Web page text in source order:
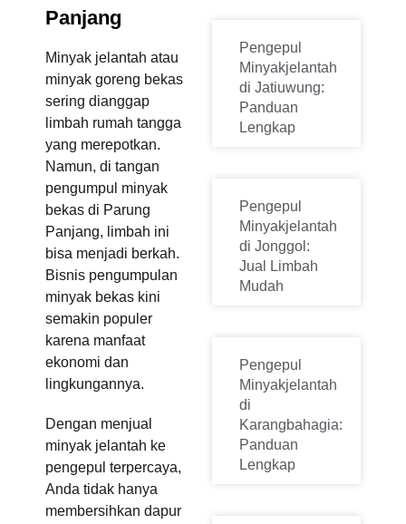
Panjang
Minyak jelantah atau
minyak goreng bekas
sering dianggap
limbah rumah tangga
yang merepotkan.
Namun, di tangan
pengumpul minyak
bekas di Parung
Panjang, limbah ini
bisa menjadi berkah.
Bisnis pengumpulan
minyak bekas kini
semakin populer
karena manfaat
ekonomi dan
lingkungannya.
Dengan menjual
minyak jelantah ke
pengepul terpercaya,
Anda tidak hanya
membersihkan dapur
Pengepul
Minyakjelantah
di Jatiuwung:
Panduan
Lengkap
Pengepul
Minyakjelantah
di Jonggol:
Jual Limbah
Mudah
Pengepul
Minyakjelantah
di
Karangbahagia:
Panduan
Lengkap